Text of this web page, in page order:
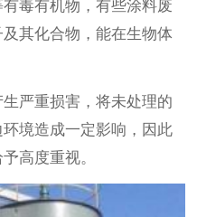
毒有机物，有些涂料废
其化合物，能在生物体
严重损害，将未处理的
境造成一定影响，因此
高度重视。